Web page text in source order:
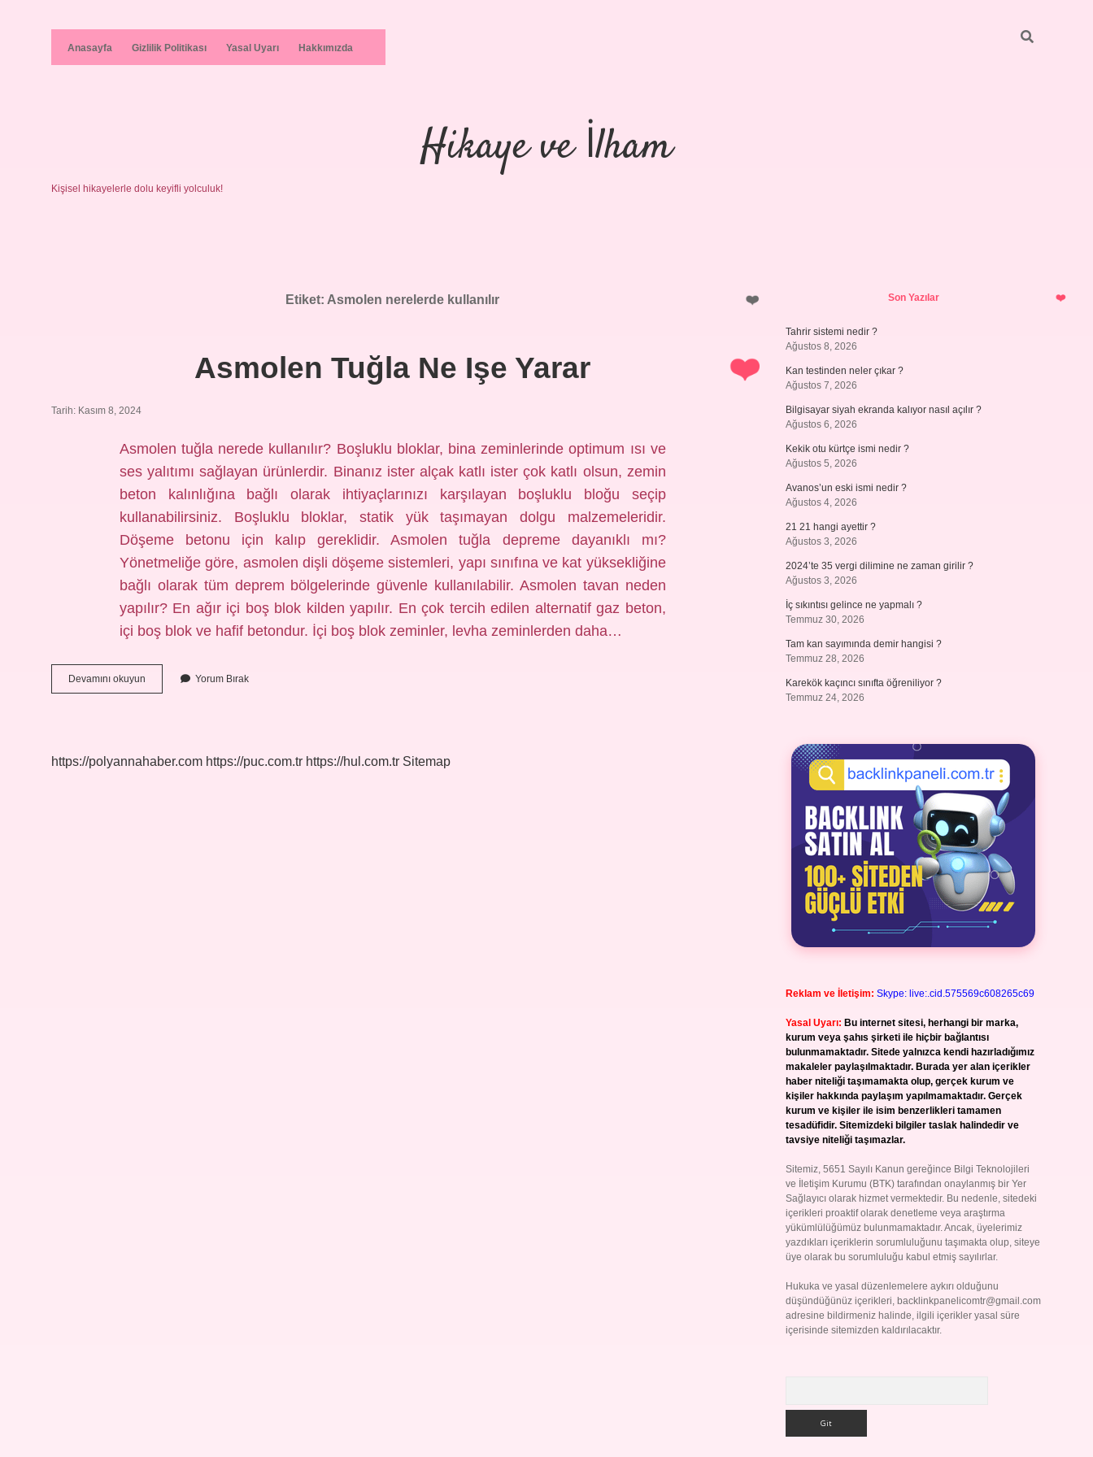
Anasayfa Gizlilik Politikası Yasal Uyarı Hakkımızda
Hikaye ve İlham
Kişisel hikayelerle dolu keyifli yolculuk!
Etiket: Asmolen nerelerde kullanılır
Asmolen Tuğla Ne Işe Yarar
Tarih: Kasım 8, 2024
Asmolen tuğla nerede kullanılır? Boşluklu bloklar, bina zeminlerinde optimum ısı ve
ses yalıtımı sağlayan ürünlerdir. Binanız ister alçak katlı ister çok katlı olsun, zemin
beton kalınlığına bağlı olarak ihtiyaçlarınızı karşılayan boşluklu bloğu seçip
kullanabilirsiniz. Boşluklu bloklar, statik yük taşımayan dolgu malzemeleridir.
Döşeme betonu için kalıp gereklidir. Asmolen tuğla depreme dayanıklı mı?
Yönetmeliğe göre, asmolen dişli döşeme sistemleri, yapı sınıfına ve kat yüksekliğine
bağlı olarak tüm deprem bölgelerinde güvenle kullanılabilir. Asmolen tavan neden
yapılır? En ağır içi boş blok kilden yapılır. En çok tercih edilen alternatif gaz beton,
içi boş blok ve hafif betondur. İçi boş blok zeminler, levha zeminlerden daha…
Devamını okuyun Asmolen
Tuğla
Yorum Bırak
https://polyannahaber.com https://puc.com.tr https://hul.com.tr Sitemap
SidebarSon Yazılar
Tahrir sistemi nedir ?
Ağustos 8, 2026
Kan testinden neler çıkar ?
Ağustos 7, 2026
Bilgisayar siyah ekranda kalıyor nasıl açılır ?
Ağustos 6, 2026
Kekik otu kürtçe ismi nedir ?
Ağustos 5, 2026
Avanos’un eski ismi nedir ?
Ağustos 4, 2026
21 21 hangi ayettir ?
Ağustos 3, 2026
2024’te 35 vergi dilimine ne zaman girilir ?
Ağustos 3, 2026
İç sıkıntısı gelince ne yapmalı ?
Temmuz 30, 2026
Tam kan sayımında demir hangisi ?
Temmuz 28, 2026
Karekök kaçıncı sınıfta öğreniliyor ?
Temmuz 24, 2026
Reklam ve İletişim: Skype: live:.cid.575569c608265c69
Yasal Uyarı: Bu internet sitesi, herhangi bir marka,
kurum veya şahıs şirketi ile hiçbir bağlantısı
bulunmamaktadır. Sitede yalnızca kendi hazırladığımız
makaleler paylaşılmaktadır. Burada yer alan içerikler
haber niteliği taşımamakta olup, gerçek kurum ve
kişiler hakkında paylaşım yapılmamaktadır. Gerçek
kurum ve kişiler ile isim benzerlikleri tamamen
tesadüfidir. Sitemizdeki bilgiler taslak halindedir ve
tavsiye niteliği taşımazlar.
Sitemiz, 5651 Sayılı Kanun gereğince Bilgi Teknolojileri
ve İletişim Kurumu (BTK) tarafından onaylanmış bir Yer
Sağlayıcı olarak hizmet vermektedir. Bu nedenle, sitedeki
içerikleri proaktif olarak denetleme veya araştırma
yükümlülüğümüz bulunmamaktadır. Ancak, üyelerimiz
yazdıkları içeriklerin sorumluluğunu taşımakta olup, siteye
üye olarak bu sorumluluğu kabul etmiş sayılırlar.
Hukuka ve yasal düzenlemelere aykırı olduğunu
düşündüğünüz içerikleri, backlinkpanelicomtr@gmail.com
adresine bildirmeniz halinde, ilgili içerikler yasal süre
içerisinde sitemizden kaldırılacaktır.